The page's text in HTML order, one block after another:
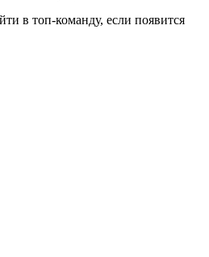
в топ-команду, если появится